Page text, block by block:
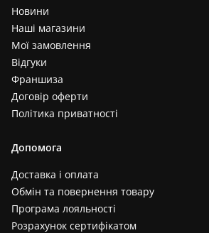
Новини
Наші магазини
Мої замовлення
Відгуки
Франшиза
Договір оферти
Політика приватності
Допомога
Доставка і оплата
Обмін та повернення товару
Програма лояльності
Розрахунок сертифікатом